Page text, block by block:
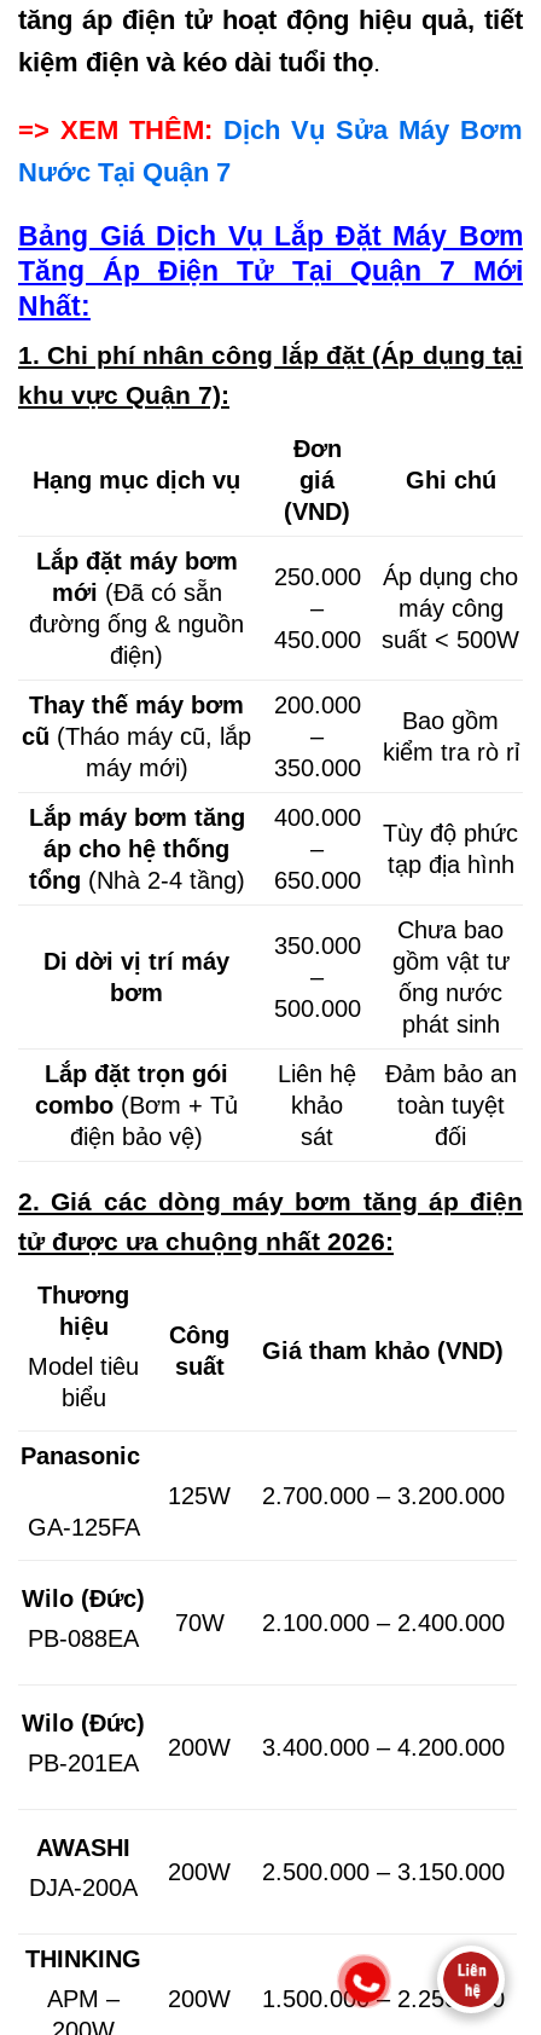
tăng áp điện tử hoạt động hiệu quả, tiết
kiệm điện và kéo dài tuổi thọ.
=> XEM THÊM: Dịch Vụ Sửa Máy Bơm
Nước Tại Quận 7
Bảng Giá Dịch Vụ Lắp Đặt Máy Bơm
Tăng Áp Điện Tử Tại Quận 7 Mới
Nhất:
1. Chi phí nhân công lắp đặt (Áp dụng tại
khu vực Quận 7):
Hạng mục dịch vụ
Đơn
giá
(VND)
Ghi chú
Lắp đặt máy bơm
mới (Đã có sẵn
đường ống & nguồn
điện)
250.000
–
450.000
Áp dụng cho
máy công
suất < 500W
Thay thế máy bơm
cũ (Tháo máy cũ, lắp
máy mới)
200.000
–
350.000
Bao gồm
kiểm tra rò rỉ
Lắp máy bơm tăng
áp cho hệ thống
tổng (Nhà 2-4 tầng)
400.000
–
650.000
Tùy độ phức
tạp địa hình
Di dời vị trí máy
bơm
350.000
–
500.000
Chưa bao
gồm vật tư
ống nước
phát sinh
Lắp đặt trọn gói
combo (Bơm + Tủ
điện bảo vệ)
Liên hệ
khảo
sát
Đảm bảo an
toàn tuyệt
đối
2. Giá các dòng máy bơm tăng áp điện
tử được ưa chuộng nhất 2026:
Thương
hiệu
Model tiêu
biểu
Công
suất
Giá tham khảo (VND)
Panasonic
GA-125FA
125W 2.700.000 – 3.200.000
Wilo (Đức)
PB-088EA
70W 2.100.000 – 2.400.000
Wilo (Đức)
PB-201EA
200W 3.400.000 – 4.200.000
AWASHI
DJA-200A
200W 2.500.000 – 3.150.000
THINKING
APM –
200W 1.500.000 – 2.250.000